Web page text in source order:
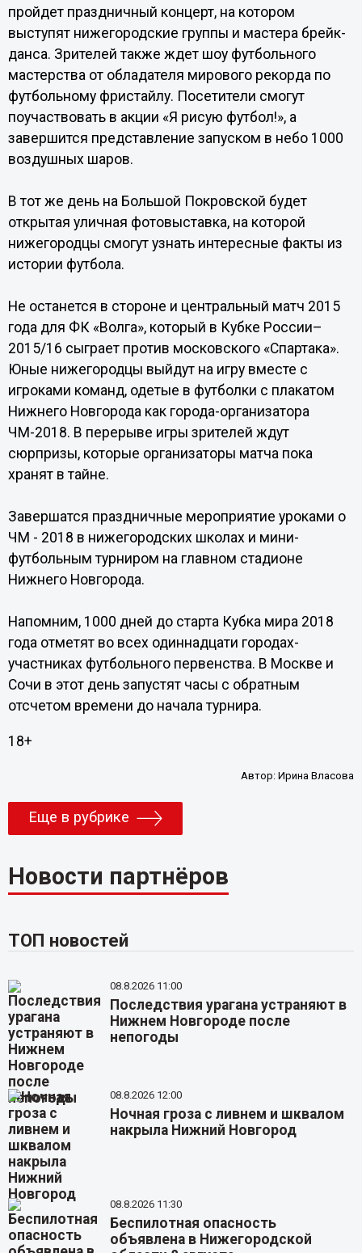
пройдет праздничный концерт, на котором
выступят нижегородские группы и мастера брейк-
данса. Зрителей также ждет шоу футбольного
мастерства от обладателя мирового рекорда по
футбольному фристайлу. Посетители смогут
поучаствовать в акции «Я рисую футбол!», а
завершится представление запуском в небо 1000
воздушных шаров.
В тот же день на Большой Покровской будет
открытая уличная фотовыставка, на которой
нижегородцы смогут узнать интересные факты из
истории футбола.
Не останется в стороне и центральный матч 2015
года для ФК «Волга», который в Кубке России–
2015/16 сыграет против московского «Спартака».
Юные нижегородцы выйдут на игру вместе с
игроками команд, одетые в футболки с плакатом
Нижнего Новгорода как города-организатора
ЧМ-2018. В перерыве игры зрителей ждут
сюрпризы, которые организаторы матча пока
хранят в тайне.
Завершатся праздничные мероприятие уроками о
ЧМ - 2018 в нижегородских школах и мини-
футбольным турниром на главном стадионе
Нижнего Новгорода.
Напомним, 1000 дней до старта Кубка мира 2018
года отметят во всех одиннадцати городах-
участниках футбольного первенства. В Москве и
Сочи в этот день запустят часы с обратным
отсчетом времени до начала турнира.
18+
Автор:Ирина Власова
Еще в рубрике
Новости партнёров
ТОП новостей
08.8.2026 11:00
Последствия урагана устраняют в
Нижнем Новгороде после
непогоды
08.8.2026 12:00
Ночная гроза с ливнем и шквалом
накрыла Нижний Новгород
08.8.2026 11:30
Беспилотная опасность
объявлена в Нижегородской